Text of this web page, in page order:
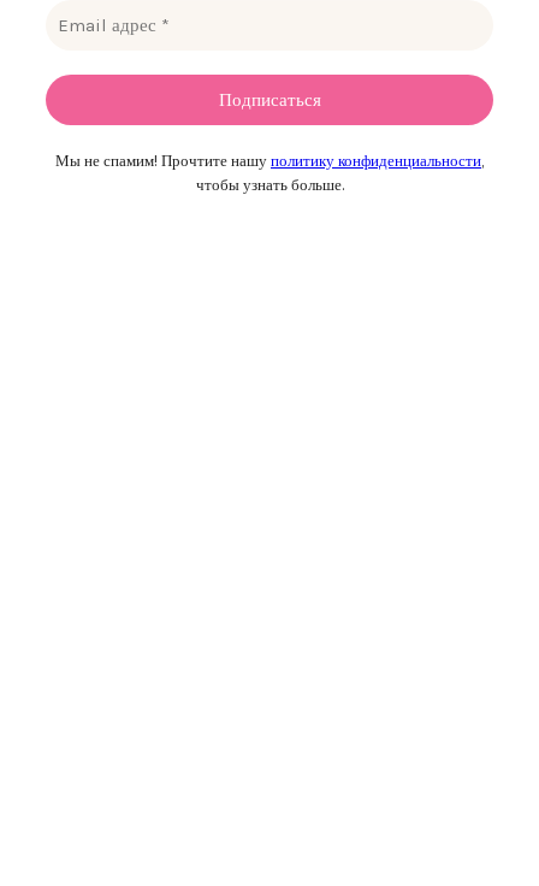
Мы не спамим! Прочтите нашу политику конфиденциальности
чтобы узнать больше.